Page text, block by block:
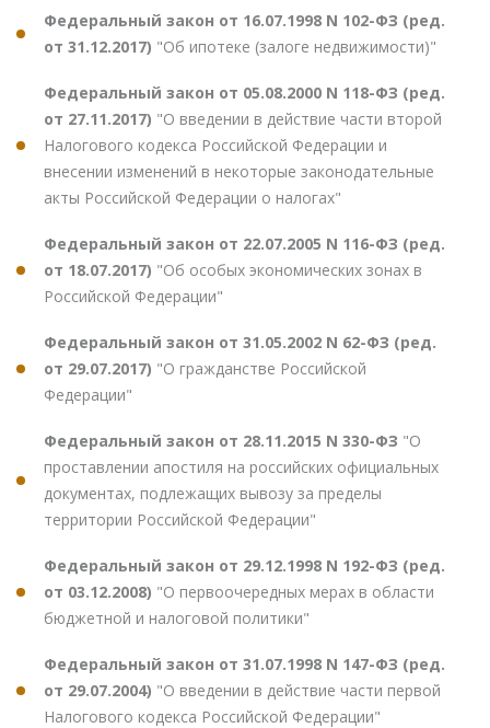
Федеральный закон от 16.07.1998 N 102-ФЗ (ред.
от 31.12.2017) "Об ипотеке (залоге недвижимости)"
Федеральный закон от 05.08.2000 N 118-ФЗ (ред.
от 27.11.2017) "О введении в действие части второй
Налогового кодекса Российской Федерации и
внесении изменений в некоторые законодательные
акты Российской Федерации о налогах"
Федеральный закон от 22.07.2005 N 116-ФЗ (ред.
от 18.07.2017) "Об особых экономических зонах в
Российской Федерации"
Федеральный закон от 31.05.2002 N 62-ФЗ (ред.
от 29.07.2017) "О гражданстве Российской
Федерации"
Федеральный закон от 28.11.2015 N 330-ФЗ "О
проставлении апостиля на российских официальных
документах, подлежащих вывозу за пределы
территории Российской Федерации"
Федеральный закон от 29.12.1998 N 192-ФЗ (ред.
от 03.12.2008) "О первоочередных мерах в области
бюджетной и налоговой политики"
Федеральный закон от 31.07.1998 N 147-ФЗ (ред.
от 29.07.2004) "О введении в действие части первой
Налогового кодекса Российской Федерации"